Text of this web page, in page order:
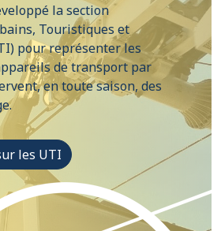
la section
Touristiques et
pour représenter les
de transport par
en toute saison, des
les UTI